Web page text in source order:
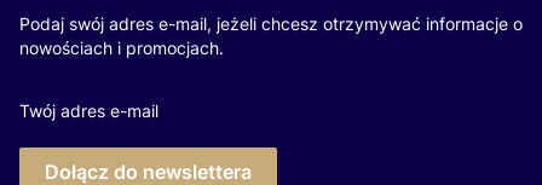
Podaj swój adres e-mail, jeżeli chcesz otrzymywać informacje o
nowościach i promocjach.
Twój adres e-mail
Dołącz do newslettera